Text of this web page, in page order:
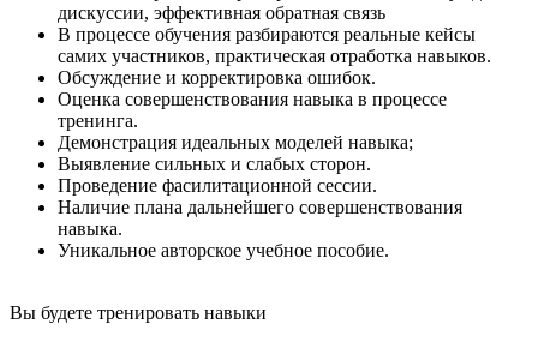
дискуссии, эффективная обратная связь
В процессе обучения разбираются реальные кейсы
самих участников, практическая отработка навыков.
Обсуждение и корректировка ошибок.
Оценка совершенствования навыка в процессе
тренинга.
Демонстрация идеальных моделей навыка;
Выявление сильных и слабых сторон.
Проведение фасилитационной сессии.
Наличие плана дальнейшего совершенствования
навыка.
Уникальное авторское учебное пособие.
Вы будете тренировать навыки